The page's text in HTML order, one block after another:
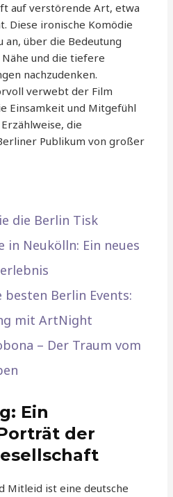
auf verstörende Art, etwa
Diese ironische Komödie
an, über die Bedeutung
und die tiefere
nachzudenken.
verwebt der Film
Einsamkeit und Mitgefühl
die
Publikum von großer
die Berlin Tisk
in Neukölln: Ein neues
besten Berlin Events:
mit ArtNight
– Der Traum vom
Ein
der
Mitleid ist eine deutsche